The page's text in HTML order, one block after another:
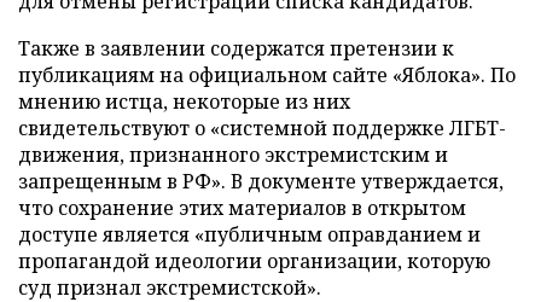
Также в заявлении содержатся претензии к
публикациям на официальном сайте «Яблока». По
мнению истца, некоторые из них
свидетельствуют о «системной поддержке ЛГБТ-
движения, признанного экстремистским и
запрещенным в РФ». В документе утверждается,
что сохранение этих материалов в открытом
доступе является «публичным оправданием и
пропагандой идеологии организации, которую
суд признал экстремистской».